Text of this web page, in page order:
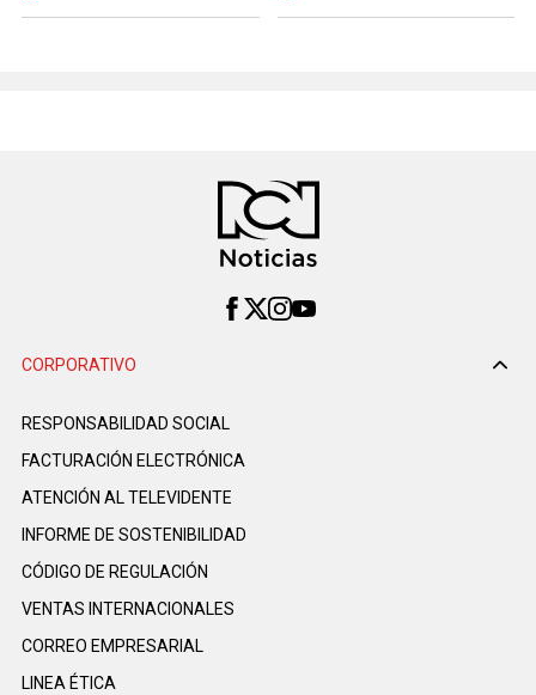
CORPORATIVO
RESPONSABILIDAD SOCIAL
FACTURACIÓN ELECTRÓNICA
ATENCIÓN AL TELEVIDENTE
INFORME DE SOSTENIBILIDAD
CÓDIGO DE REGULACIÓN
VENTAS INTERNACIONALES
CORREO EMPRESARIAL
LINEA ÉTICA